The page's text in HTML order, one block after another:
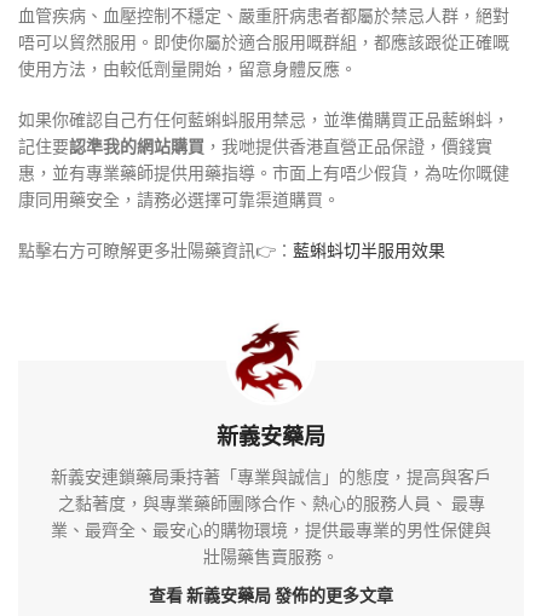
血管疾病、血壓控制不穩定、嚴重肝病患者都屬於禁忌人群，絕對
唔可以貿然服用。即使你屬於適合服用嘅群組，都應該跟從正確嘅
使用方法，由較低劑量開始，留意身體反應。
如果你確認自己冇任何藍蝌蚪服用禁忌，並準備購買正品藍蝌蚪，
記住要認準我的網站購買 ，我哋提供香港直營正品保證，價錢實
惠，並有專業藥師提供用藥指導。市面上有唔少假貨，為咗你嘅健
康同用藥安全，請務必選擇可靠渠道購買。
點擊右方可瞭解更多壯陽藥資訊👉： 藍蝌蚪切半服用效果
新義安藥局
新義安連鎖藥局秉持著「專業與誠信」的態度，提高與客戶
之黏著度，與專業藥師團隊合作、熱心的服務人員、 最專
業、最齊全、最安心的購物環境，提供最專業的男性保健與
壯陽藥售賣服務。
查看 新義安藥局發佈的更多文章